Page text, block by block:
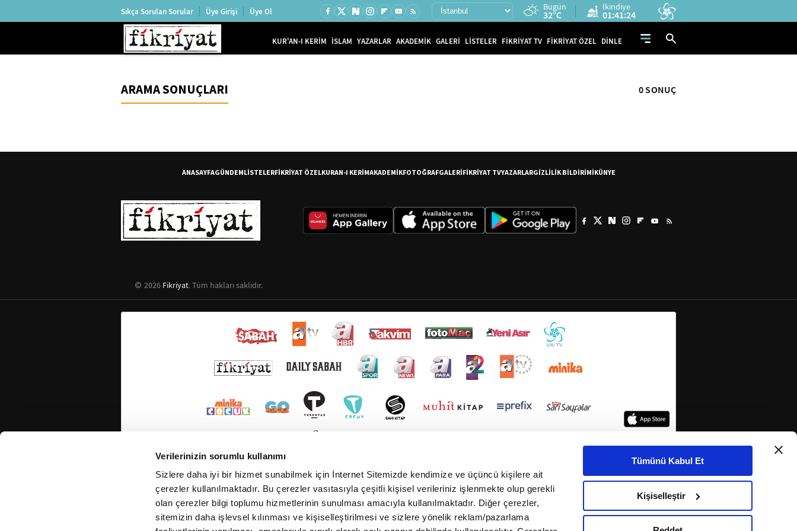
Verilerinizin sorumlu kullanımı
Sizlere daha iyi bir hizmet sunabilmek için İnternet Sitemizde kendimize ve üçüncü kişilere ait
çerezler kullanılmaktadır. Bu çerezler vasıtasıyla çeşitli kişisel verileriniz işlenmekte olup gerekli
olan çerezler bilgi toplumu hizmetlerinin sunulması amacıyla kullanılmaktadır. Diğer çerezler,
sitemizin daha işlevsel kılınması ve kişiselleştirilmesi ve sizlere yönelik reklam/pazarlama
Tümünü Kabul Et
Kişiselleştir
Sıkça Sorulan Sorular Üye Girişi Üye Ol Bugün
32°C
İkindiye
01:41:24
KUR'AN-I KERİM İSLAM YAZARLAR AKADEMİK GALERİ LİSTELER FİKRİYAT TV FİKRİYAT ÖZEL DİNLE
ARAMA SONUÇLARI 0 SONUÇ
ANASAYFAGÜNDEMLİSTELERFİKRİYAT ÖZELKURAN-I KERİMAKADEMİKFOTOĞRAFGALERİFİKRİYAT TVYAZARLARGİZLİLİK BİLDİRİMİKÜNYE
2026 Fikriyat. Tüm hakları saklıdır.